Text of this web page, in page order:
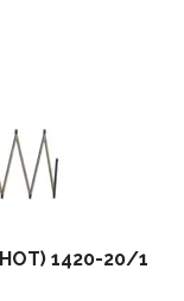
1420-20/1